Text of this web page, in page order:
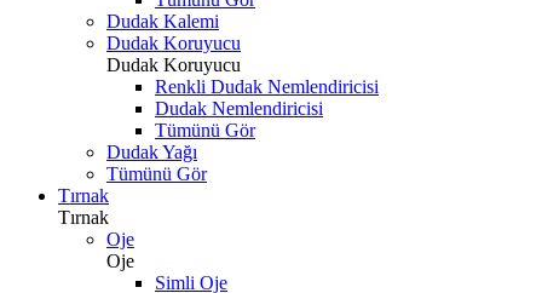
Dudak Kalemi
Dudak Koruyucu
Dudak Koruyucu
Renkli Dudak Nemlendiricisi
Dudak Nemlendiricisi
Tümünü Gör
Dudak Yağı
Tümünü Gör
Tırnak
Tırnak
Oje
Oje
Simli Oje